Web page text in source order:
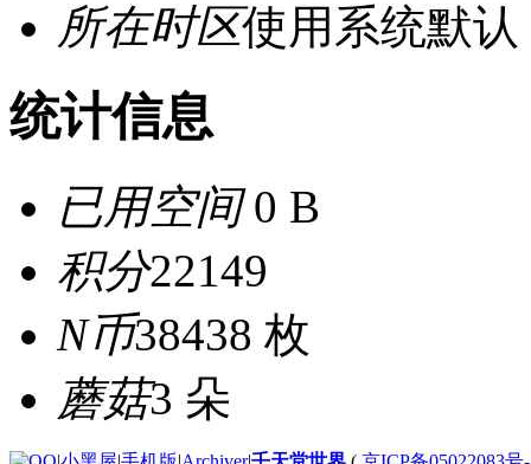
所在时区使用系统默认
统计信息
已用空间0 B
积分22149
N币38438 枚
蘑菇3 朵